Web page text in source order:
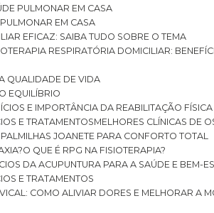
PULMONAR EM CASA
EM CASA
EFICAZ: SAIBA TUDO SOBRE O TEMA
RESPIRATÓRIA DOMICILIAR:
QUALIDADE DE VIDA
EQUILÍBRIO
E IMPORTÂNCIA DA REABILITAÇÃO FÍSICA
E TRATAMENTOS
MELHORES CLÍNICAS DE
PALMILHAS JOANETE PARA CONFORTO TOTAL
O QUE É RPG NA FISIOTERAPIA?
DA ACUPUNTURA PARA A SAÚDE E BEM-
E TRATAMENTOS
COMO ALIVIAR DORES E MELHORAR A